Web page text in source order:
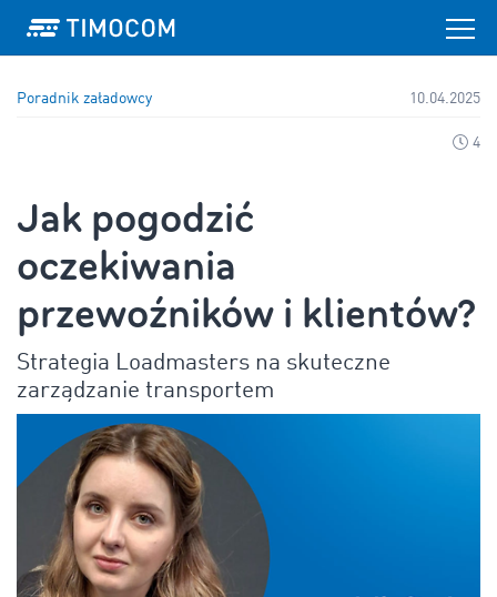
Poradnik załadowcy 10.04.2025
4
Jak pogodzić
oczekiwania
przewoźników i klientów?
Strategia Loadmasters na skuteczne
zarządzanie transportem